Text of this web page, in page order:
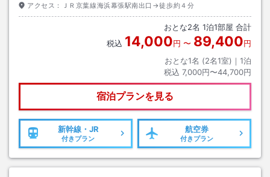
アクセス： ＪＲ京葉線海浜幕張駅南出口→徒歩約４分
おとな2名 1泊1部屋 合計
税込 14,000円 〜 89,400円
おとな1名 (2名1室)｜ 1泊
税込 7,000円〜44,700円
宿泊プランを見る
新幹線・JR
付きプラン
航空券
付きプラン